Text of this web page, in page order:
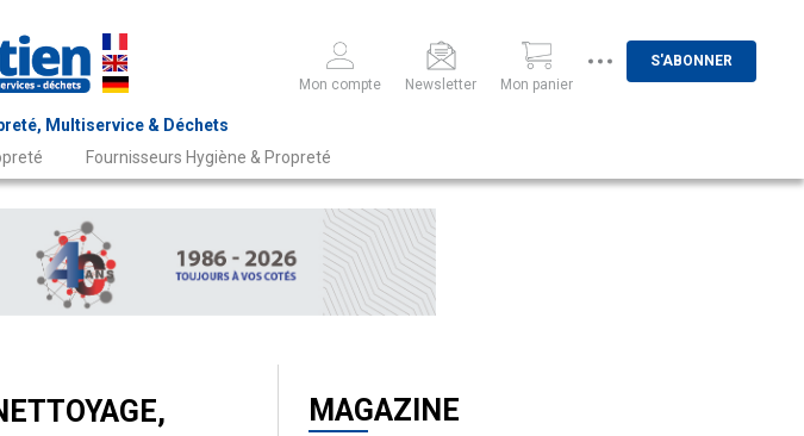
Multiservice & Déchets
Mon compte Newsletter Mon panier
S'ABONNER
Fournisseurs Hygiène & Propreté
MAGAZINE